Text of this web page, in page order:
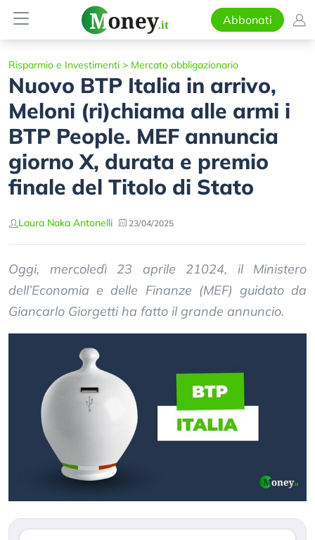
Abbonati
Risparmio e Investimenti > Mercato obbligazionario
Nuovo BTP Italia in arrivo,
Meloni (ri)chiama alle armi i
BTP People. MEF annuncia
giorno X, durata e premio
finale del Titolo di Stato
Laura Naka Antonelli 23/04/2025
Oggi, mercoledì 23 aprile 21024, il Ministero
dell’Economia e delle Finanze (MEF) guidato da
Giancarlo Giorgetti ha fatto il grande annuncio.